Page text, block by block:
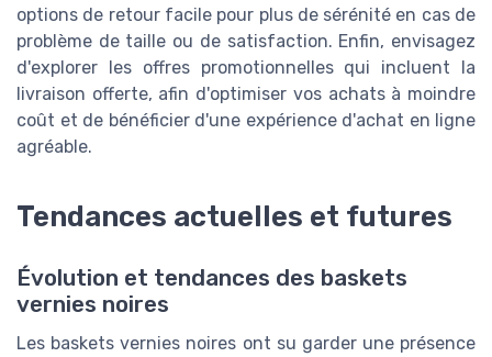
options de retour facile pour plus de sérénité en cas de
problème de taille ou de satisfaction. Enfin, envisagez
d'explorer les offres promotionnelles qui incluent la
livraison offerte, afin d'optimiser vos achats à moindre
coût et de bénéficier d'une expérience d'achat en ligne
agréable.
Tendances actuelles et futures
Évolution et tendances des baskets
vernies noires
Les baskets vernies noires ont su garder une présence